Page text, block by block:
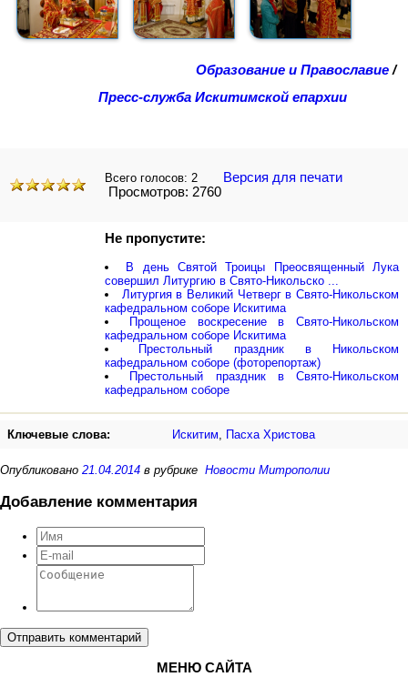
Образование и Православие /
Пресс-служба Искитимской епархии
Всего голосов: 2
Версия для печати
Просмотров: 2760
Не пропустите:
В день Святой Троицы Преосвященный Лука
совершил Литургию в Свято-Никольско ...
Литургия в Великий Четверг в Свято-Никольском
кафедральном соборе Искитима
Прощеное воскресение в Свято-Никольском
кафедральном соборе Искитима
Престольный праздник в Никольском
кафедральном соборе (фоторепортаж)
Престольный праздник в Свято-Никольском
кафедральном соборе
Ключевые слова: Искитим, Пасха Христова
Опубликовано 21.04.2014 в рубрике Новости Митрополии
Добавление комментария
Отправить комментарий
МЕНЮ САЙТА